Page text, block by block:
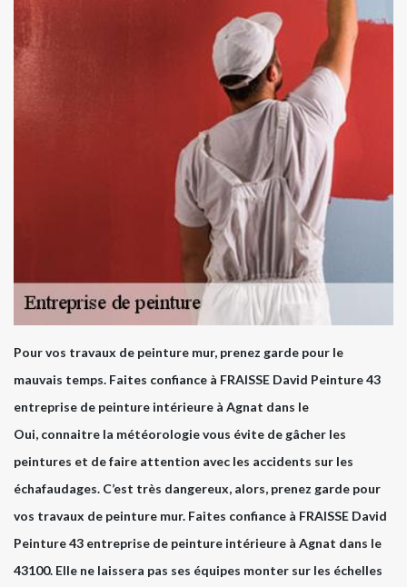
Pour vos travaux de peinture mur, prenez garde pour le
mauvais temps. Faites confiance à FRAISSE David Peinture 43
entreprise de peinture intérieure à Agnat dans le
Oui, connaitre la météorologie vous évite de gâcher les
peintures et de faire attention avec les accidents sur les
échafaudages. C’est très dangereux, alors, prenez garde pour
vos travaux de peinture mur. Faites confiance à FRAISSE David
Peinture 43 entreprise de peinture intérieure à Agnat dans le
43100. Elle ne laissera pas ses équipes monter sur les échelles